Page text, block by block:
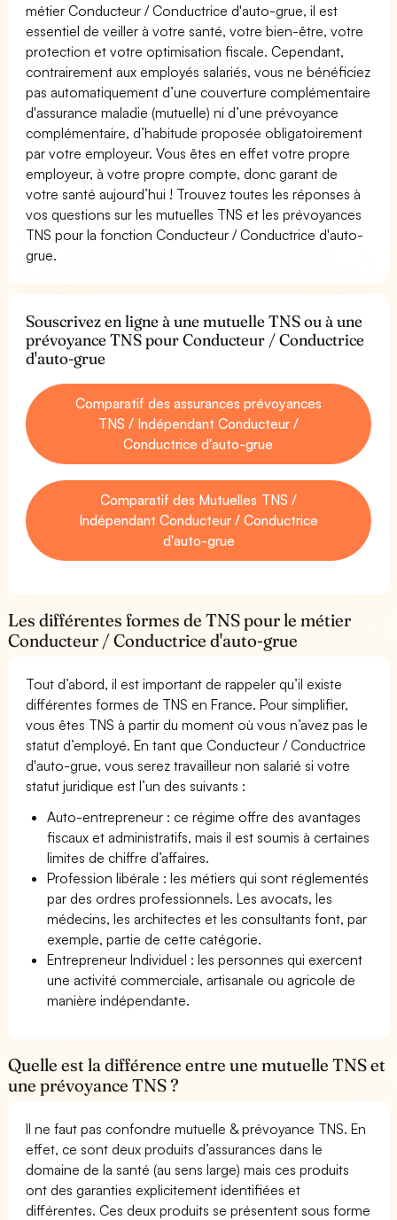
métier Conducteur / Conductrice d'auto-grue, il est
essentiel de veiller à votre santé, votre bien-être, votre
protection et votre optimisation fiscale. Cependant,
contrairement aux employés salariés, vous ne bénéficiez
pas automatiquement d’une couverture complémentaire
d'assurance maladie (mutuelle) ni d’une prévoyance
complémentaire, d’habitude proposée obligatoirement
par votre employeur. Vous êtes en effet votre propre
employeur, à votre propre compte, donc garant de
votre santé aujourd’hui ! Trouvez toutes les réponses à
vos questions sur les mutuelles TNS et les prévoyances
TNS pour la fonction Conducteur / Conductrice d'auto-
grue.
Souscrivez en ligne à une mutuelle TNS ou à une
prévoyance TNS pour Conducteur / Conductrice
d'auto-grue
Comparatif des assurances prévoyances
TNS / Indépendant Conducteur /
Conductrice d'auto-grue
Comparatif des Mutuelles TNS /
Indépendant Conducteur / Conductrice
d'auto-grue
Les différentes formes de TNS pour le métier
Conducteur / Conductrice d'auto-grue
Tout d’abord, il est important de rappeler qu’il existe
différentes formes de TNS en France. Pour simplifier,
vous êtes TNS à partir du moment où vous n’avez pas le
statut d’employé. En tant que Conducteur / Conductrice
d'auto-grue, vous serez travailleur non salarié si votre
statut juridique est l’un des suivants :
Auto-entrepreneur : ce régime offre des avantages
fiscaux et administratifs, mais il est soumis à certaines
limites de chiffre d’affaires.
Profession libérale : les métiers qui sont réglementés
par des ordres professionnels. Les avocats, les
médecins, les architectes et les consultants font, par
exemple, partie de cette catégorie.
Entrepreneur Individuel : les personnes qui exercent
une activité commerciale, artisanale ou agricole de
manière indépendante.
Quelle est la différence entre une mutuelle TNS et
une prévoyance TNS ?
Il ne faut pas confondre mutuelle & prévoyance TNS. En
effet, ce sont deux produits d’assurances dans le
domaine de la santé (au sens large) mais ces produits
ont des garanties explicitement identifiées et
différentes. Ces deux produits se présentent sous forme